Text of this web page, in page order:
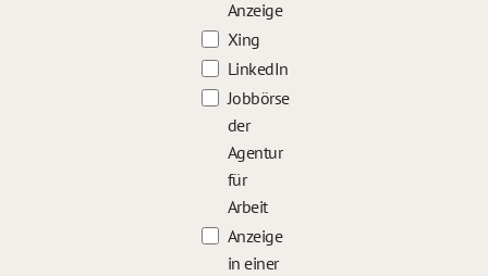
Anzeige
Xing
LinkedIn
Jobbörse
der
Agentur
für
Arbeit
Anzeige
in einer